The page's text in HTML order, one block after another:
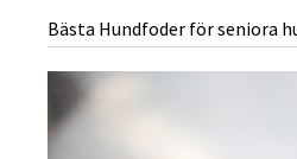
Bästa Hundfoder för seniora